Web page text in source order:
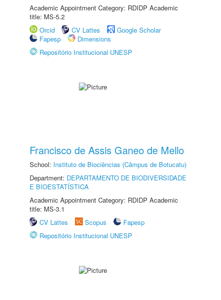
Academic Appointment Category: RDIDP Academic
title: MS-5.2
Orcid
CV Lattes
Google Scholar
Fapesp
Dimensions
Repositório Institucional UNESP
Francisco de Assis Ganeo de Mello
School: Instituto de Biociências (Câmpus de Botucatu)
Department: DEPARTAMENTO DE BIODIVERSIDADE
E BIOESTATÍSTICA
Academic Appointment Category: RDIDP Academic
title: MS-3.1
CV Lattes
Scopus
Fapesp
Repositório Institucional UNESP